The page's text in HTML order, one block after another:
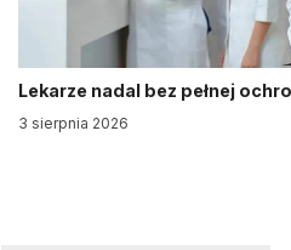
Lekarze nadal bez pełnej
3 sierpnia 2026